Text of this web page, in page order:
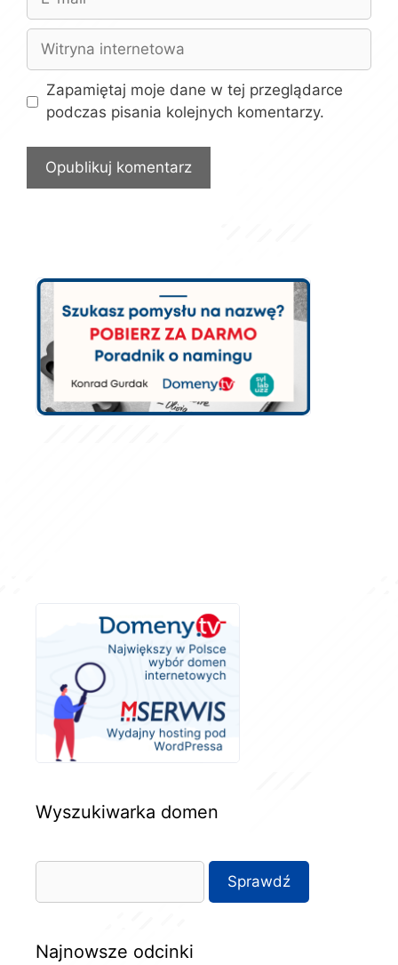
Witryna
internetowa
Zapamiętaj moje dane w tej przeglądarce
podczas pisania kolejnych komentarzy.
Wyszukiwarka domen
Najnowsze odcinki